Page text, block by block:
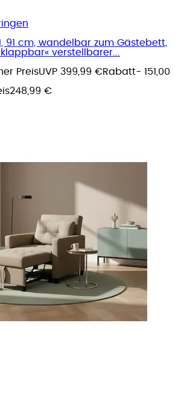
91 cm, wandelbar zum Gästebett,
verstellbarer...
PreisUVP 399,99 €Rabatt- 151,00
248,99 €